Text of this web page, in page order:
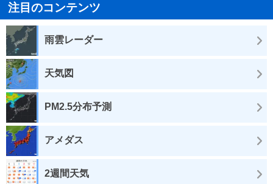
注目のコンテンツ
雨雲レーダー
天気図
PM2.5分布予測
アメダス
2週間天気